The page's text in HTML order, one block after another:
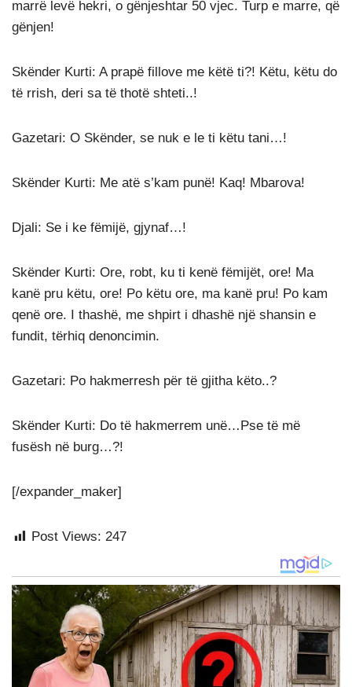
marrë levë hekri, o gënjeshtar 50 vjec. Turp e marre, që
gënjen!
Skënder Kurti: A prapë fillove me këtë ti?! Këtu, këtu do
të rrish, deri sa të thotë shteti..!
Gazetari: O Skënder, se nuk e le ti këtu tani…!
Skënder Kurti: Me atë s’kam punë! Kaq! Mbarova!
Djali: Se i ke fëmijë, gjynaf…!
Skënder Kurti: Ore, robt, ku ti kenë fëmijët, ore! Ma
kanë pru këtu, ore! Po këtu ore, ma kanë pru! Po kam
qenë ore. I thashë, me shpirt i dhashë një shansin e
fundit, tërhiq denoncimin.
Gazetari: Po hakmerresh për të gjitha këto..?
Skënder Kurti: Do të hakmerrem unë…Pse të më
fusësh në burg…?!
[/expander_maker]
Post Views: 247